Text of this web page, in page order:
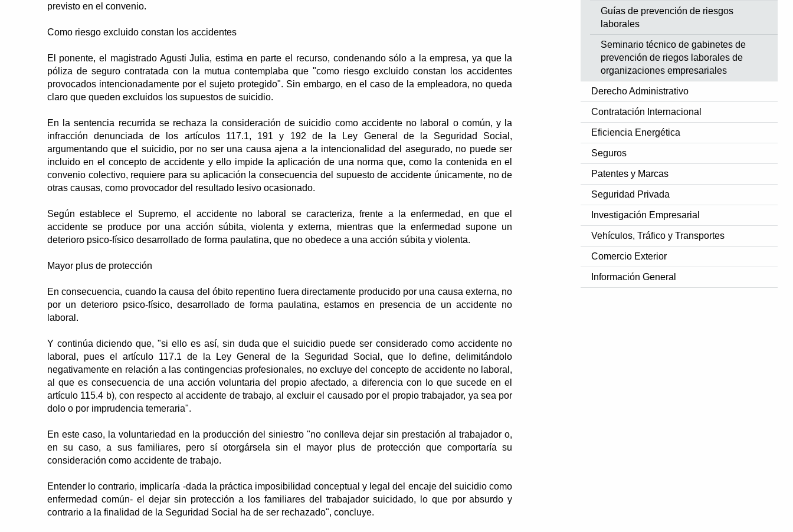
Guías de prevención de riesgos
laborales
Seminario técnico de gabinetes de
prevención de riegos laborales de
organizaciones empresariales
Derecho Administrativo
Contratación Internacional
Eficiencia Energética
Seguros
Patentes y Marcas
Seguridad Privada
Investigación Empresarial
Vehículos, Tráfico y Transportes
Comercio Exterior
Información General
previsto en el convenio.
Como riesgo excluido constan los accidentes
El ponente, el magistrado Agusti Julia, estima en parte el recurso, condenando sólo a la empresa, ya que la
póliza de seguro contratada con la mutua contemplaba que "como riesgo excluido constan los accidentes
provocados intencionadamente por el sujeto protegido". Sin embargo, en el caso de la empleadora, no queda
claro que queden excluidos los supuestos de suicidio.
En la sentencia recurrida se rechaza la consideración de suicidio como accidente no laboral o común, y la
infracción denunciada de los artículos 117.1, 191 y 192 de la Ley General de la Seguridad Social,
argumentando que el suicidio, por no ser una causa ajena a la intencionalidad del asegurado, no puede ser
incluido en el concepto de accidente y ello impide la aplicación de una norma que, como la contenida en el
convenio colectivo, requiere para su aplicación la consecuencia del supuesto de accidente únicamente, no de
otras causas, como provocador del resultado lesivo ocasionado.
Según establece el Supremo, el accidente no laboral se caracteriza, frente a la enfermedad, en que el
accidente se produce por una acción súbita, violenta y externa, mientras que la enfermedad supone un
deterioro psico-físico desarrollado de forma paulatina, que no obedece a una acción súbita y violenta.
Mayor plus de protección
En consecuencia, cuando la causa del óbito repentino fuera directamente producido por una causa externa, no
por un deterioro psico-físico, desarrollado de forma paulatina, estamos en presencia de un accidente no
laboral.
Y continúa diciendo que, "si ello es así, sin duda que el suicidio puede ser considerado como accidente no
laboral, pues el artículo 117.1 de la Ley General de la Seguridad Social, que lo define, delimitándolo
negativamente en relación a las contingencias profesionales, no excluye del concepto de accidente no laboral,
al que es consecuencia de una acción voluntaria del propio afectado, a diferencia con lo que sucede en el
artículo 115.4 b), con respecto al accidente de trabajo, al excluir el causado por el propio trabajador, ya sea por
dolo o por imprudencia temeraria".
En este caso, la voluntariedad en la producción del siniestro "no conlleva dejar sin prestación al trabajador o,
en su caso, a sus familiares, pero sí otorgársela sin el mayor plus de protección que comportaría su
consideración como accidente de trabajo.
Entender lo contrario, implicaría -dada la práctica imposibilidad conceptual y legal del encaje del suicidio como
enfermedad común- el dejar sin protección a los familiares del trabajador suicidado, lo que por absurdo y
contrario a la finalidad de la Seguridad Social ha de ser rechazado", concluye.